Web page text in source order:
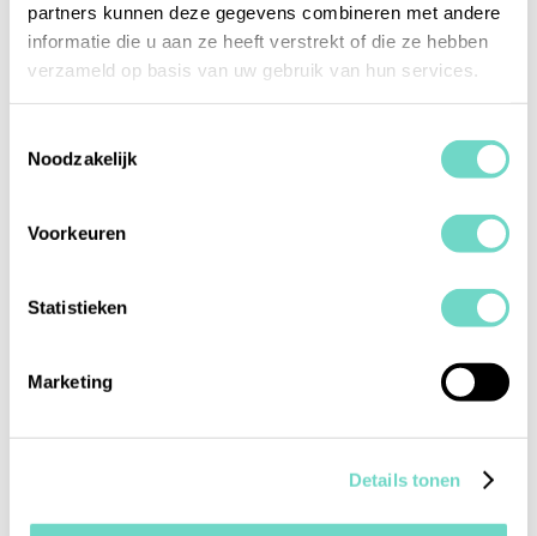
partners kunnen deze gegevens combineren met andere
informatie die u aan ze heeft verstrekt of die ze hebben
verzameld op basis van uw gebruik van hun services.
Noodzakelijk
Voorkeuren
Statistieken
Marketing
Details tonen
Productuitleg En Handleidingen
Akbank de
mogelijkheden van
optimaal te benutten
met cloudtechnologie